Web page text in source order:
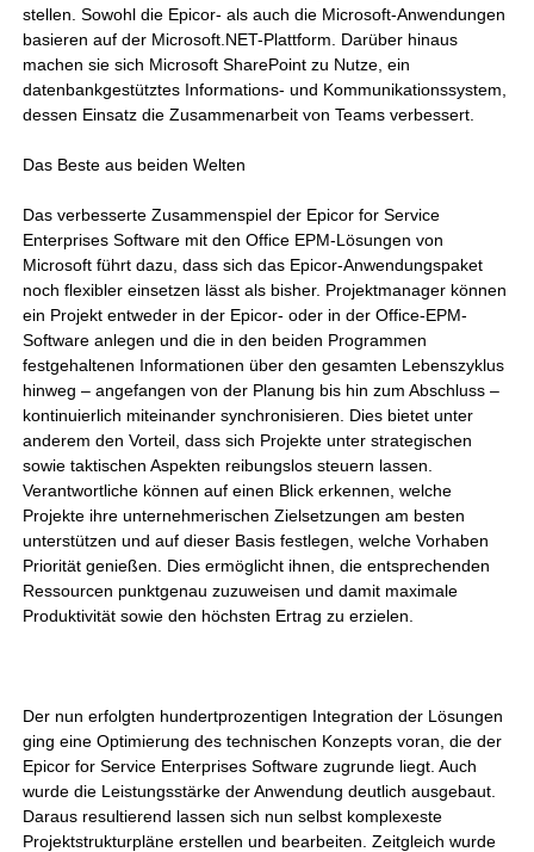
stellen. Sowohl die Epicor- als auch die Microsoft-Anwendungen
basieren auf der Microsoft.NET-Plattform. Darüber hinaus
machen sie sich Microsoft SharePoint zu Nutze, ein
datenbankgestütztes Informations- und Kommunikationssystem,
dessen Einsatz die Zusammenarbeit von Teams verbessert.
Das Beste aus beiden Welten
Das verbesserte Zusammenspiel der Epicor for Service
Enterprises Software mit den Office EPM-Lösungen von
Microsoft führt dazu, dass sich das Epicor-Anwendungspaket
noch flexibler einsetzen lässt als bisher. Projektmanager können
ein Projekt entweder in der Epicor- oder in der Office-EPM-
Software anlegen und die in den beiden Programmen
festgehaltenen Informationen über den gesamten Lebenszyklus
hinweg – angefangen von der Planung bis hin zum Abschluss –
kontinuierlich miteinander synchronisieren. Dies bietet unter
anderem den Vorteil, dass sich Projekte unter strategischen
sowie taktischen Aspekten reibungslos steuern lassen.
Verantwortliche können auf einen Blick erkennen, welche
Projekte ihre unternehmerischen Zielsetzungen am besten
unterstützen und auf dieser Basis festlegen, welche Vorhaben
Priorität genießen. Dies ermöglicht ihnen, die entsprechenden
Ressourcen punktgenau zuzuweisen und damit maximale
Produktivität sowie den höchsten Ertrag zu erzielen.
Der nun erfolgten hundertprozentigen Integration der Lösungen
ging eine Optimierung des technischen Konzepts voran, die der
Epicor for Service Enterprises Software zugrunde liegt. Auch
wurde die Leistungsstärke der Anwendung deutlich ausgebaut.
Daraus resultierend lassen sich nun selbst komplexeste
Projektstrukturpläne erstellen und bearbeiten. Zeitgleich wurde